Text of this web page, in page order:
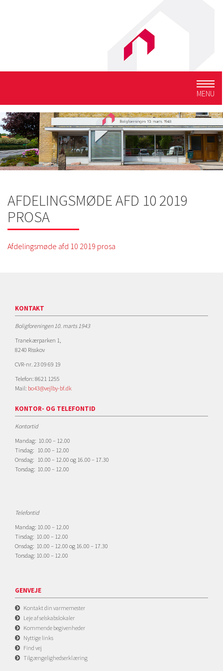
MENU
AFDELINGSMØDE AFD 10 2019
PROSA
Afdelingsmøde afd 10 2019 prosa
KONTAKT
Boligforeningen 10. marts 1943
Tranekærparken 1,
8240 Risskov
CVR-nr. 23 09 69 19
Telefon: 8621 1255
Mail: bo43@vejlby-bf.dk
KONTOR- OG TELEFONTID
Kontortid
Mandag: 10.00 – 12.00
Tirsdag: 10.00 – 12.00
Onsdag: 10.00 – 12.00 og 16.00 – 17.30
Torsdag: 10.00 – 12.00
Telefontid
Mandag: 10.00 – 12.00
Tirsdag: 10.00 – 12.00
Onsdag: 10.00 – 12.00 og 16.00 – 17.30
Torsdag: 10.00 – 12.00
GENVEJE
Kontakt din varmemester
Leje af selskabslokaler
Kommende begivenheder
Nyttige links
Find vej
Tilgængelighedserklæring